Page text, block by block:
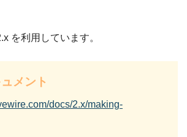
を利用しています。
メント
docs/2.x/making-